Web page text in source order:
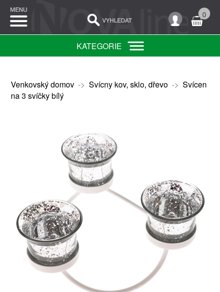
0
KATEGORIE
Venkovský domov-> Svícny kov, sklo, dřevo-> Svícen
na 3 svíčky bílý